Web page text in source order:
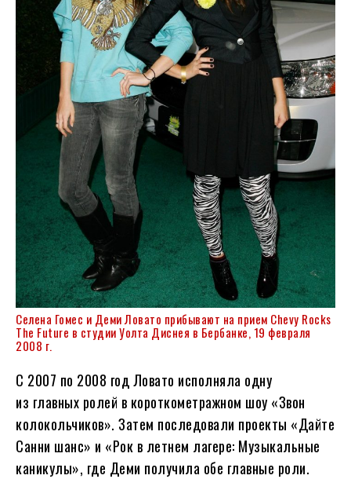
Селена Гомес и Деми Ловато прибывают на прием Chevy Rocks
The Future в студии Уолта Диснея в Бербанке, 19 февраля
2008 г.
С 2007 по 2008 год Ловато исполняла одну
из главных ролей в короткометражном шоу «Звон
колокольчиков». Затем последовали проекты «Дайте
Санни шанс» и «Рок в летнем лагере: Музыкальные
каникулы», где Деми получила обе главные роли.